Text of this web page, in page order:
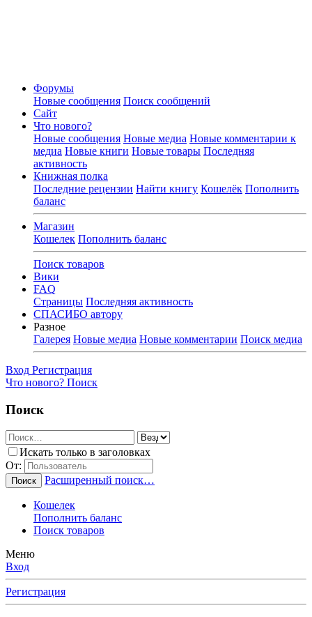
Форумы
Новые сообщения Поиск сообщений
Сайт
Что нового?
Новые сообщения Новые медиа Новые комментарии к
медиа Новые книги Новые товары Последняя
активность
Книжная полка
Последние рецензии Найти книгу Кошелёк Пополнить
баланс
Магазин
Кошелек Пополнить баланс
Поиск товаров
Вики
FAQ
Страницы Последняя активность
СПАСИБО автору
Разное
Галерея Новые медиа Новые комментарии Поиск медиа
Вход Регистрация
Что нового? Поиск
Поиск
Искать только в заголовках
От:
Поиск Расширенный поиск…
Кошелек
Пополнить баланс
Поиск товаров
Меню
Вход
Регистрация